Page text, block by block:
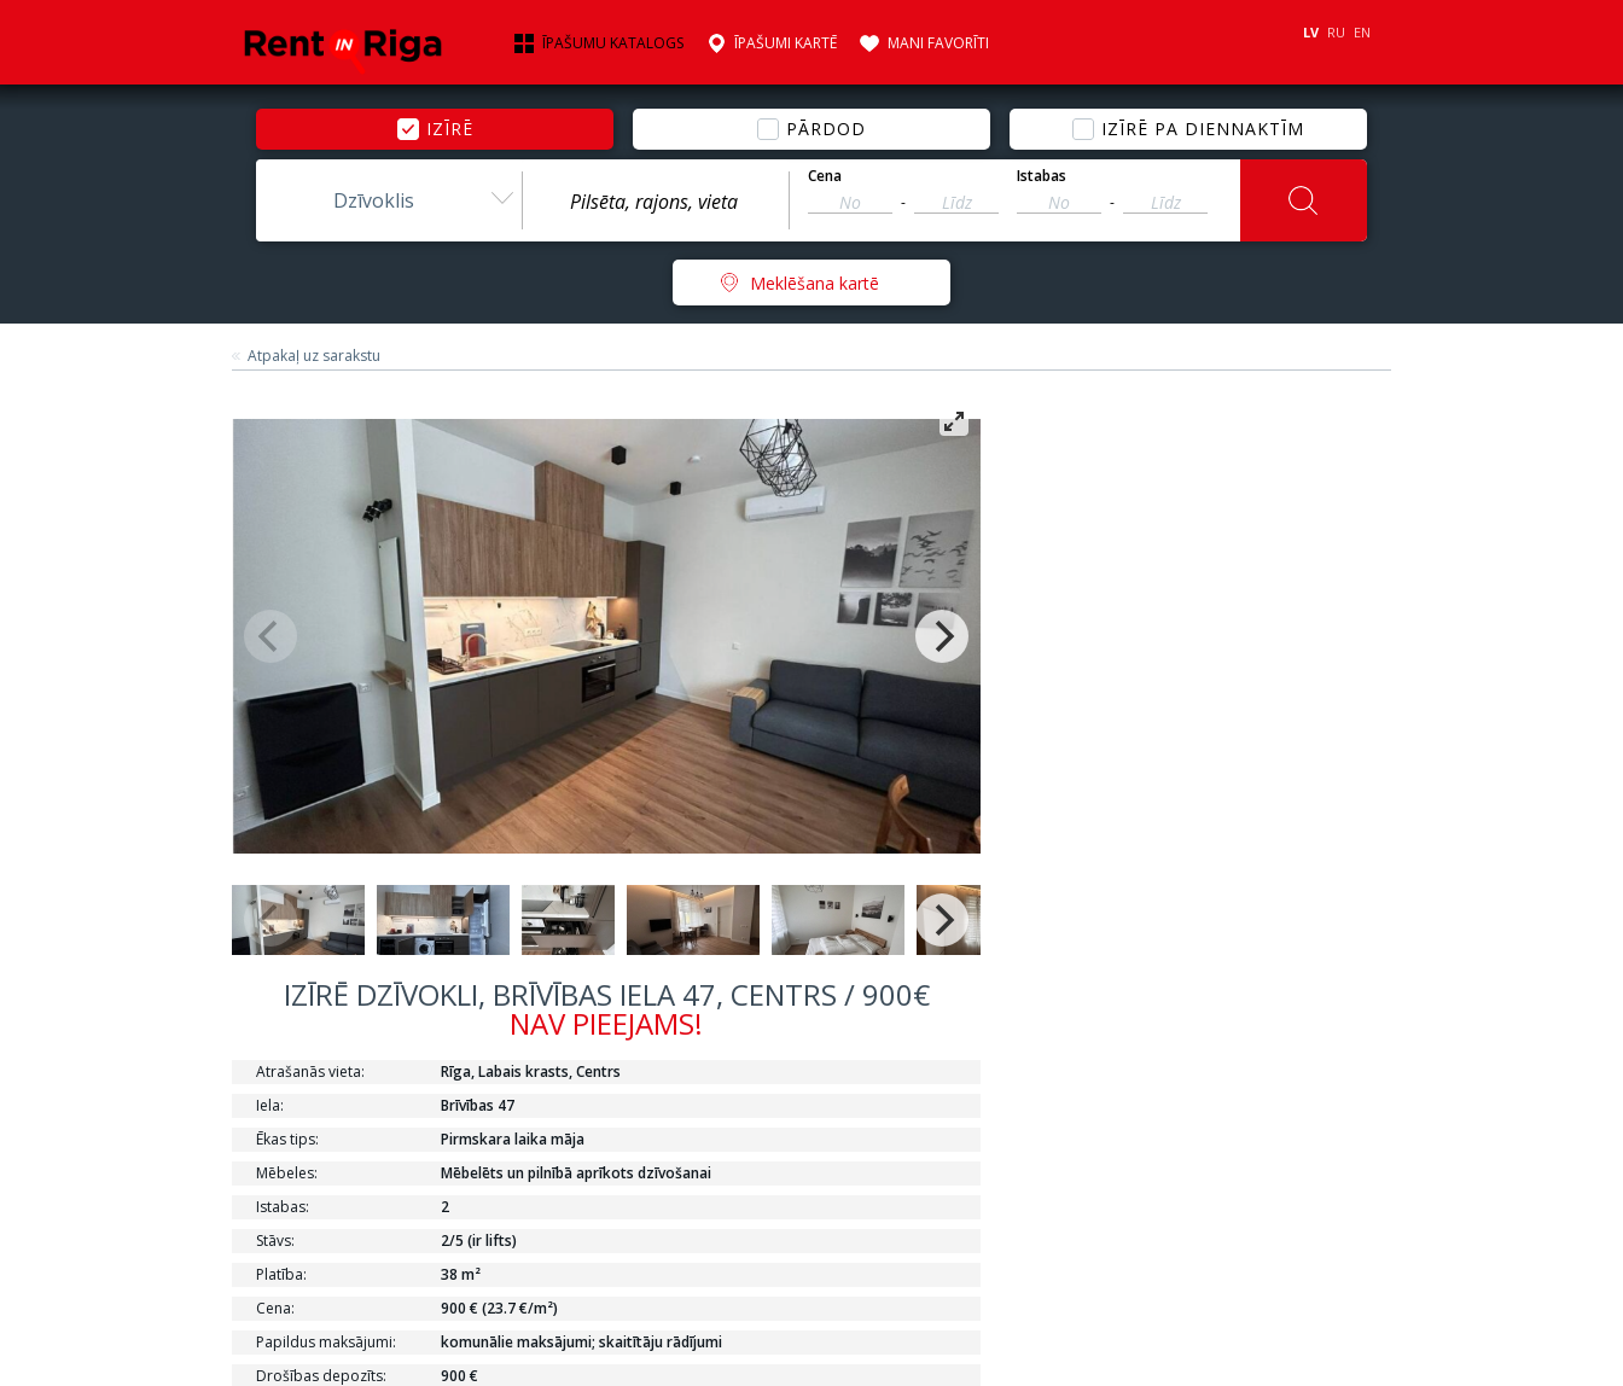
ĪPAŠUMU KATALOGS ĪPAŠUMI KARTĒ MANI FAVORĪTI
LV RU EN
IZĪRĒ PĀRDOD IZĪRĒ PA DIENNAKTĪM
Dzīvoklis
Cena
-
Istabas
-
Meklēšana kartē
Atpakaļ uz sarakstu
IZĪRĒ DZĪVOKLI, BRĪVĪBAS IELA 47, CENTRS / 900€
NAV PIEEJAMS!
Atrašanās vieta:
Rīga, Labais krasts, Centrs
Iela:
Brīvības 47
Ēkas tips:
Pirmskara laika māja
Mēbeles:
Mēbelēts un pilnībā aprīkots dzīvošanai
Istabas:
2
Stāvs:
2/5 (ir lifts)
Platība:
38 m²
Cena:
900 € (23.7 €/m²)
Papildus maksājumi:
komunālie maksājumi; skaitītāju rādījumi
Drošības depozīts:
900 €